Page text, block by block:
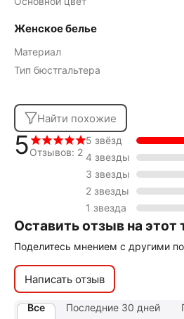
Женское белье
Материал
Тип бюстгальтера
Найти похожие
5Отзывов: 2
5 звёзд
4 звезды
3 звезды
2 звезды
1 звезда
Оставить отзыв на этот
Поделитесь мнением с другими
Написать отзыв
Все Последние 30 дней